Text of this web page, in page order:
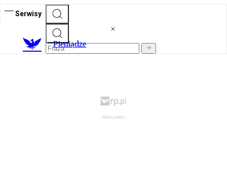
Serwisy
Pieniądze